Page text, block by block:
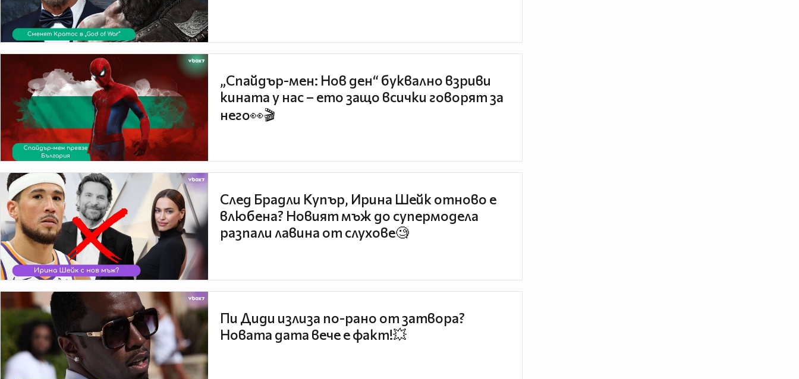
„Спайдър-мен: Нов ден“ буквално взриви
кината у нас – ето защо всички говорят за
него👀🎬
След Брадли Купър, Ирина Шейк отново е
влюбена? Новият мъж до супермодела
разпали лавина от слухове🧐
Пи Диди излиза по-рано от затвора?
Новата дата вече е факт!💥